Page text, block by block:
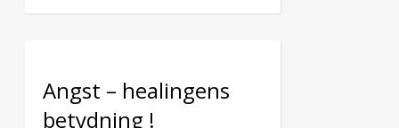
Angst – healingens
betydning !